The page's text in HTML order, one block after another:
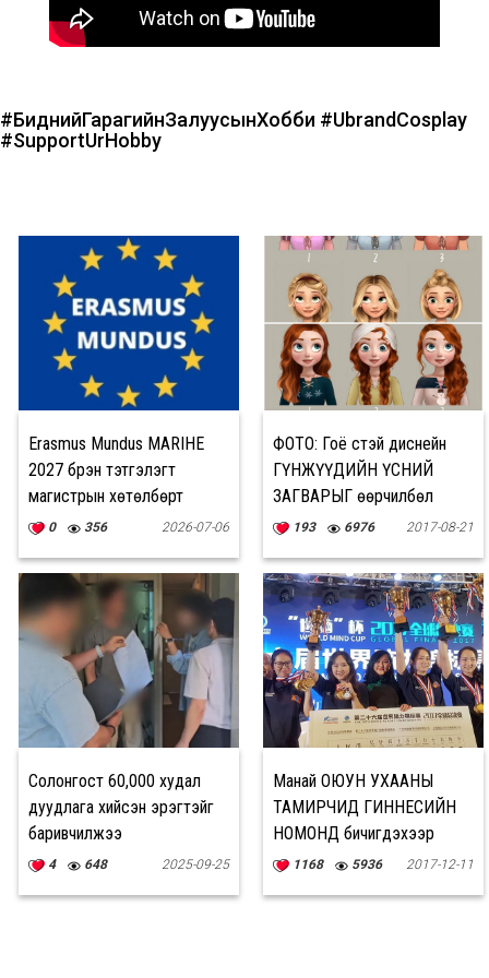
#БиднийГарагийнЗалуусынХобби #UbrandCosplay
#SupportUrHobby
Erasmus Mundus MARIHE
2027 бүрэн тэтгэлэгт
магистрын хөтөлбөрт
өргөдөл авч эхэллээ
0 356 2026-07-06
ФОТО: Гоё үстэй диснейн
ГҮНЖҮҮДИЙН ҮСНИЙ
ЗАГВАРЫГ өөрчилбөл
193 6976 2017-08-21
Солонгост 60,000 худал
дуудлага хийсэн эрэгтэйг
баривчилжээ
4 648 2025-09-25
Манай ОЮУН УХААНЫ
ТАМИРЧИД ГИННЕСИЙН
НОМОНД бичигдэхээр
боллоо
1168 5936 2017-12-11